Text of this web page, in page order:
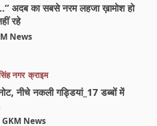
अदब का सबसे नरम लहजा ख़ामोश हो
रहे
News
नगर क्राइम
नीचे नकली गड्डियां_17 डब्बों में
GKM News